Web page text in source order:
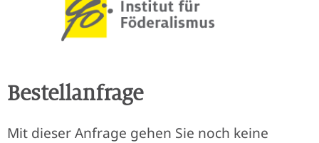
Bestellanfrage
Mit dieser Anfrage gehen Sie noch keine